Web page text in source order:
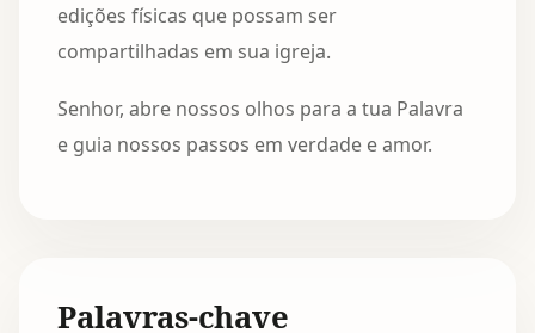
edições físicas que possam ser
compartilhadas em sua igreja.
Senhor, abre nossos olhos para a tua Palavra
e guia nossos passos em verdade e amor.
Palavras-chave